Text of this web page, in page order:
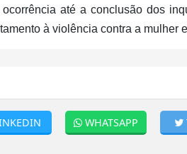
até a conclusão dos
à violência contra a mulher
WHATSAPP